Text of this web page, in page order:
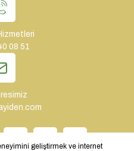
08 51
geliştirmek ve internet